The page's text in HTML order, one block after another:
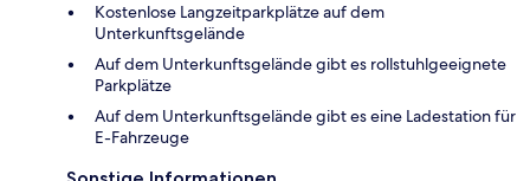
Kostenlose Langzeitparkplätze auf dem
Unterkunftsgelände
Auf dem Unterkunftsgelände gibt es rollstuhlgeeignete
Parkplätze
Auf dem Unterkunftsgelände gibt es eine Ladestation für
E-Fahrzeuge